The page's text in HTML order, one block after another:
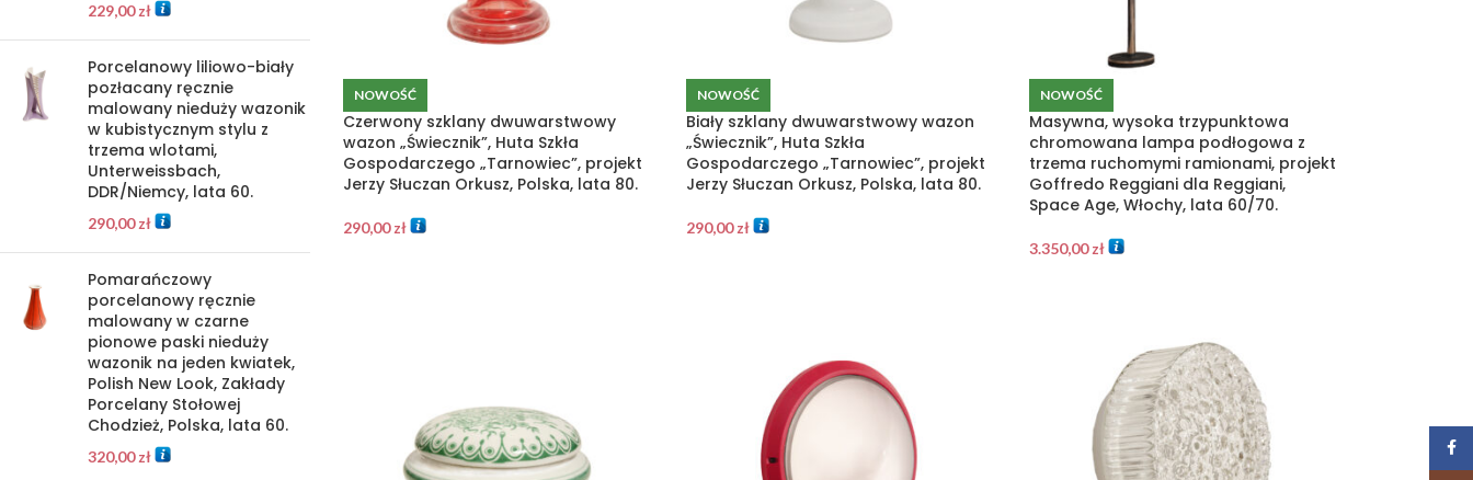
229,00zł
Porcelanowy liliowo-biały
pozłacany ręcznie
malowany nieduży wazonik
w kubistycznym stylu z
trzema wlotami,
Unterweissbach,
DDR/Niemcy, lata 60.
290,00zł
Pomarańczowy
porcelanowy ręcznie
malowany w czarne
pionowe paski nieduży
wazonik na jeden kwiatek,
Polish New Look, Zakłady
Porcelany Stołowej
Chodzież, Polska, lata 60.
320,00zł
NOWOŚĆ
Czerwony szklany dwuwarstwowy
wazon „Świecznik”, Huta Szkła
Gospodarczego „Tarnowiec”, projekt
Jerzy Słuczan Orkusz, Polska, lata 80.
290,00zł
NOWOŚĆ
Biały szklany dwuwarstwowy wazon
„Świecznik”, Huta Szkła
Gospodarczego „Tarnowiec”, projekt
Jerzy Słuczan Orkusz, Polska, lata 80.
290,00zł
NOWOŚĆ
Masywna, wysoka trzypunktowa
chromowana lampa podłogowa z
trzema ruchomymi ramionami, projekt
Goffredo Reggiani dla Reggiani,
Space Age, Włochy, lata 60/70.
3.350,00zł